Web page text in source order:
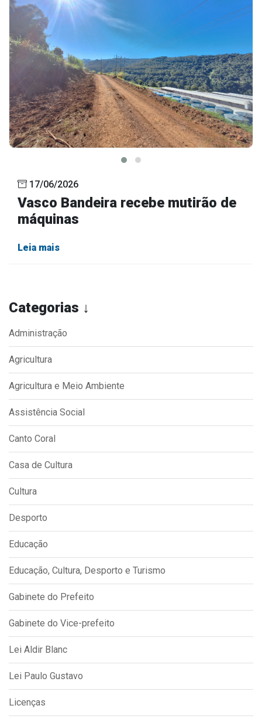
Categorias ↓
Administração
Agricultura
Agricultura e Meio Ambiente
Assistência Social
Canto Coral
Casa de Cultura
Cultura
Desporto
Educação
Educação, Cultura, Desporto e Turismo
Gabinete do Prefeito
Gabinete do Vice-prefeito
Lei Aldir Blanc
Lei Paulo Gustavo
Licenças
17/06/2026
Vasco Bandeira recebe mutirão de
máquinas
Leia mais